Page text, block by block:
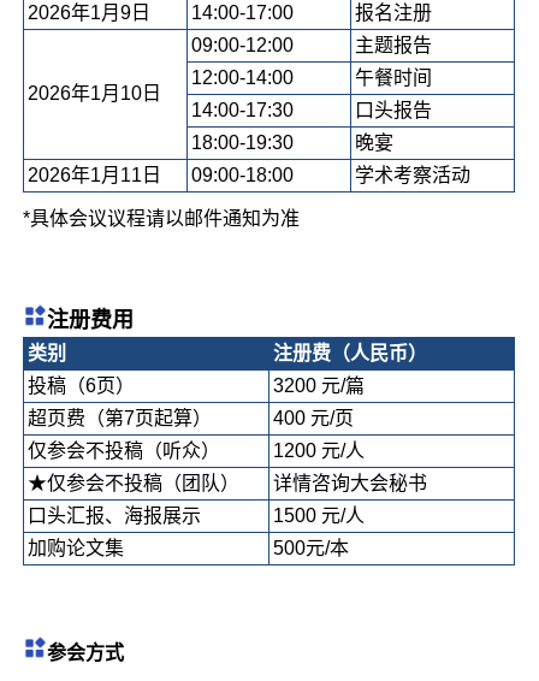
2026年1月9日
14:00-17:00 报名注册
2026年1月10日
09:00-12:00
主题报告
12:00-14:00
午餐时间
14:00-17:30
口头报告
18:00-19:30
晚宴
2026年1月11日
09:00-18:00 学术考察活动
*具体会议议程请以邮件通知为准
注册费用
类别
注册费（人民币）
投稿（6页）
3200 元/篇
超页费（第7页起算）
400 元/页
仅参会不投稿（听众）
1200 元/人
★仅参会不投稿（团队）
详情咨询大会秘书
口头汇报、海报展示
1500 元/人
加购论文集
500元/本
参会方式